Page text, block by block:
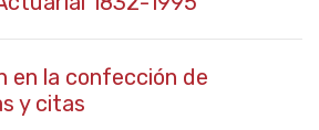
en la confección de
y citas